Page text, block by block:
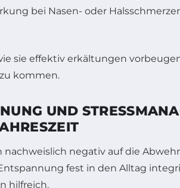
bei Nasen- oder
UND
nachweislich negativ auf die
fest in den Alltag
hilfreich.